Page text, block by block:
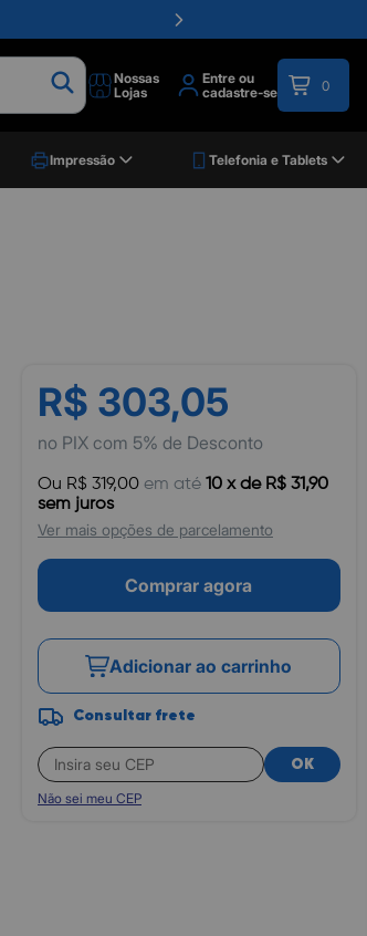
Nossas
Lojas
Entre ou
cadastre-se
0
Impressão Telefonia e Tablets
R$ 303,05
no PIX com 5% de Desconto
Ou R$ 319,00em até 10 x de R$ 31,90
sem juros
Ver mais opções de parcelamento
Comprar agora
Adicionar ao carrinho
Consultar frete
OK
Não sei meu CEP